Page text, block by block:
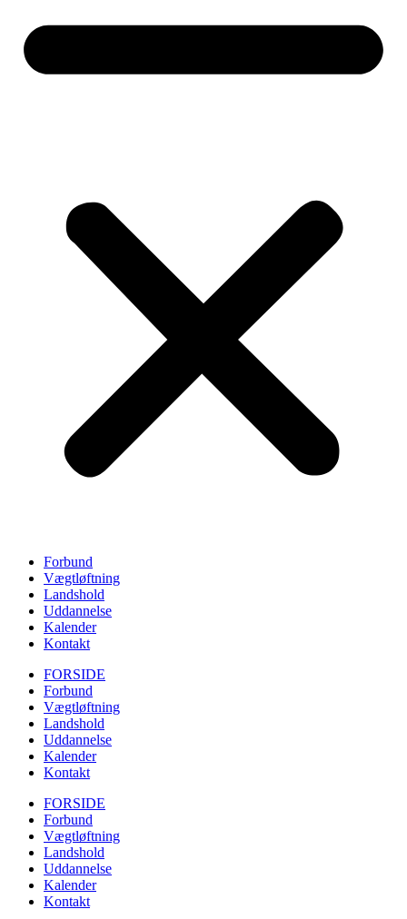
Forbund
Vægtløftning
Landshold
Uddannelse
Kalender
Kontakt
FORSIDE
Forbund
Vægtløftning
Landshold
Uddannelse
Kalender
Kontakt
FORSIDE
Forbund
Vægtløftning
Landshold
Uddannelse
Kalender
Kontakt